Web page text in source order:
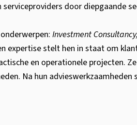
door diepgaande
Investment
expertise stelt hen in staat om
en operationele projecten.
Na hun